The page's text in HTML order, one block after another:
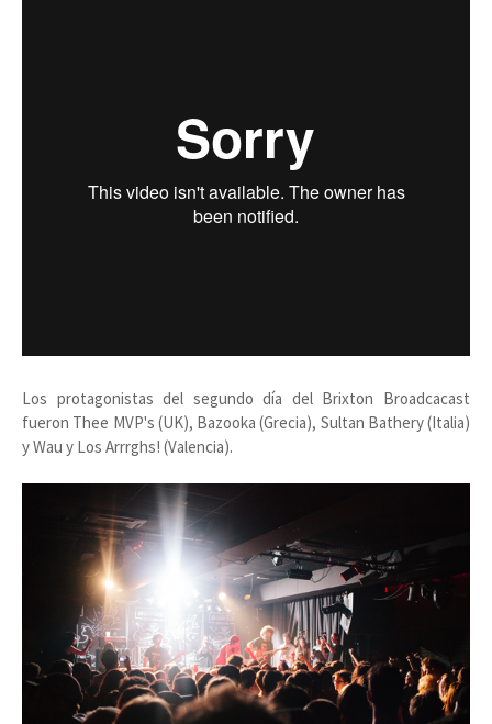
Los protagonistas del segundo día del Brixton Broadcacast
fueron Thee MVP's (UK), Bazooka (Grecia), Sultan Bathery (Italia)
y Wau y Los Arrrghs! (Valencia).